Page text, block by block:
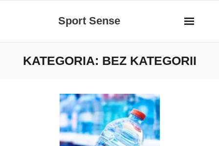
Sport Sense
KATEGORIA: BEZ KATEGORII